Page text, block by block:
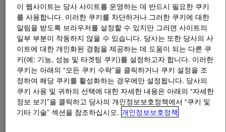
무엇입니까 XIAMETER™ SE 1188 U Silicone
Rubber?
이 웹사이트는 당사 사이트를 운영하는 데 반드시 필요한 쿠키
를 사용합니다. 이러한 쿠키를 차단하거나 그러한 쿠키에 대한
알림을 받도록 브라우저를 설정할 수 있지만 그러면 사이트의
일부 부분이 작동하지 않을 수 있습니다. 당사는 또한 당사의 사
이트에 대한 개인화된 경험을 제공하는 데 도움이 되는 다른 쿠
키(예: 기능, 성능 및 타겟팅 쿠키)를 설정하고자 합니다. 이러한
쿠키는 아래의 “모든 쿠키 수락”을 클릭하거나 쿠키 설정을 조
정하여 해당 쿠키를 활성화하는 경우에만 설정됩니다. 당사의
쿠키 사용 및 귀하의 선택에 대한 자세한 내용은 아래의 “자세한
정보 보기”을 클릭하고 당사의 개인정보보호정책에서 “쿠키 및
기타 기술” 섹션을 참조하십시오. 개인정보보호정책